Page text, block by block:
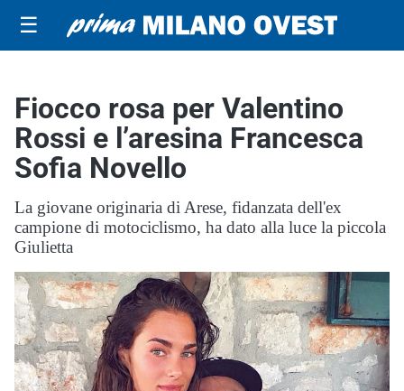
☰
Fiocco rosa per Valentino
Rossi e l’aresina Francesca
Sofia Novello
La giovane originaria di Arese, fidanzata dell'ex
campione di motociclismo, ha dato alla luce la piccola
Giulietta